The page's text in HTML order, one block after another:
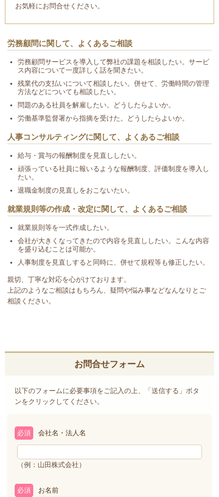
お気軽にお問合せください。
労務顧問に関して、よくあるご相談
労務顧問サービスを導入して弊社の課題を相談したい。サービ
ス内容について一度詳しく話を聞きたい。
残業代の支払いについて相談したい。併せて、労働時間の管理
方法などについても相談したい。
問題のある社員を解雇したい。どうしたらよいか。
労働基準監督署から指摘を受けた。どうしたらよいか。
人事コンサルティングに関して、よくあるご相談
給与・賞与の報酬制度を見直ししたい。
頑張っている社員に報いるような報酬制度、評価制度を導入し
たい。
退職金制度の見直しをおこないたい。
就業規則等の作成・改定に関して、よくあるご相談
就業規則等を一式作成したい。
会社が大きくなってきたので内容を見直ししたい。こんな内容
を盛り込むことは可能か。
人事制度を見直しすると同時に、併せて規程等も修正したい。
親切、丁寧な対応を心がけております。
上記のようなご相談はもちろん、疑問や悩み事などなんなりとご
相談ください。
お問合せフォーム
以下のフォームに必要事項をご記入の上、「送信する」ボタ
ンをクリックしてください。
会社名・法人名
必須
（例：山田株式会社）
お名前
必須